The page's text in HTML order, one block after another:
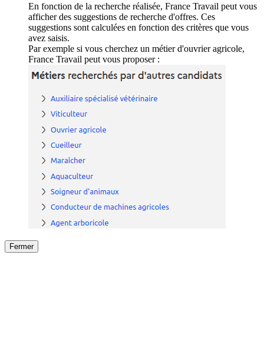
En fonction de la recherche réalisée, France Travail peut vous
afficher des suggestions de recherche d'offres. Ces
suggestions sont calculées en fonction des critères que vous
avez saisis.
Par exemple si vous cherchez un métier d'ouvrier agricole,
France Travail peut vous proposer :
Fermer